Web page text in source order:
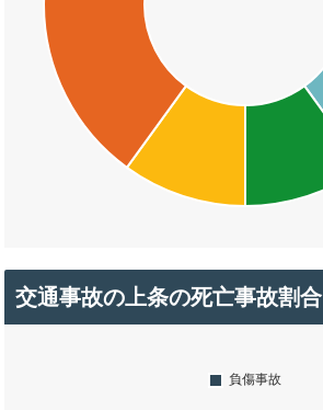
交通事故の上条の死亡事故割合